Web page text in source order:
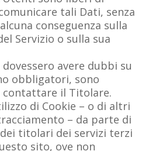
tali Dati, senza
conseguenza sulla
Servizio o sulla sua
avere dubbi su
obbligatori, sono
contattare il Titolare.
di Cookie – o di altri
– da parte di
titolari dei servizi terzi
sito, ove non